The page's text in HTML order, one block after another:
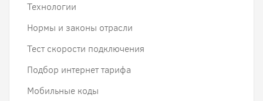
Технологии
Нормы и законы отрасли
Тест скорости подключения
Подбор интернет тарифа
Мобильные коды